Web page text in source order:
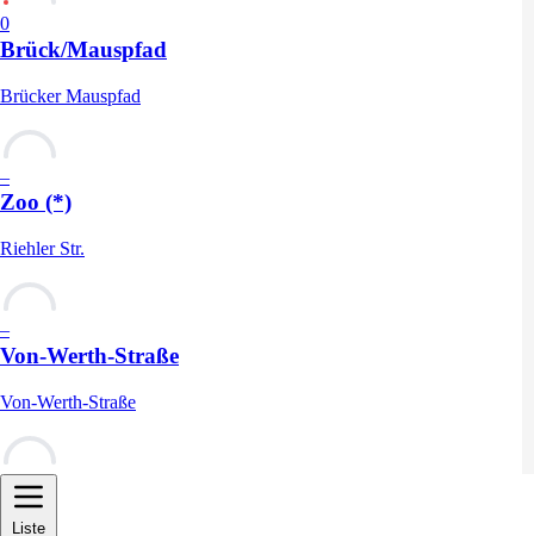
0
Brück/Mauspfad
Brücker Mauspfad
–
Zoo (*)
Riehler Str.
–
Von-Werth-Straße
Von-Werth-Straße
–
Liste